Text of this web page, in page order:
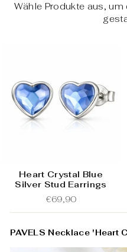
Wähle Produkte aus,
Heart Crystal Blue
Silver Stud Earrings
€69,90
PAVELS Necklace 'Heart